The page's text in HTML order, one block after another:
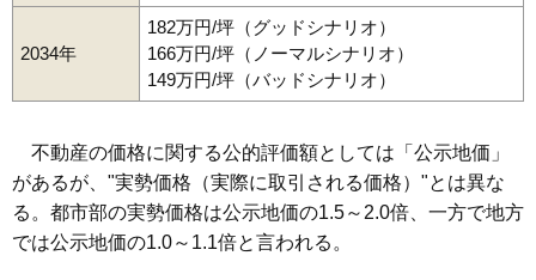
2034年
182万円/坪（グッドシナリオ）
166万円/坪（ノーマルシナリオ）
149万円/坪（バッドシナリオ）
不動産の価格に関する公的評価額としては「公示地価」
があるが、"実勢価格（実際に取引される価格）"とは異な
る。都市部の実勢価格は公示地価の1.5～2.0倍、一方で地方
では公示地価の1.0～1.1倍と言われる。